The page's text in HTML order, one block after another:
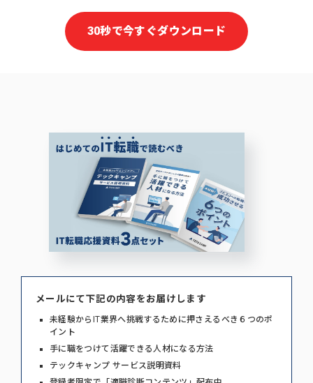
30秒で今すぐダウンロード
メールにて下記の内容をお届けします
未経験からIT業界へ挑戦するために押さえるべき６つのポ
イント
手に職をつけて活躍できる人材になる方法
テックキャンプ サービス説明資料